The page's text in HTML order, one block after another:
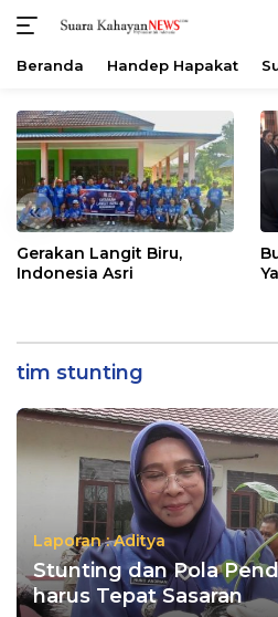
konten
Beranda Handep Hapakat
«
Gerakan Langit Biru,
Indonesia Asri
tim stunting
Laporan : Aditya
Stunting dan Pola
harus Tepat Sasaran